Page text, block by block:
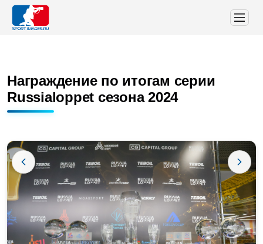
Награждение по итогам серии
Russialoppet сезона 2024